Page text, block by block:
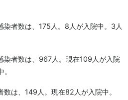
染者数は、175人。8人が入院中。3人
染者数は、967人。現在109人が入院
は、149人。現在82人が入院中。